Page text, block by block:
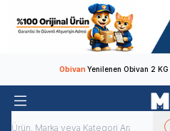
ObivanYenilenen Obivan 2 KG